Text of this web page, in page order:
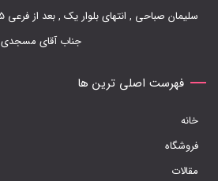
جناب آقای مسجدی
فهرست اصلی ترین ها
خانه
فروشگاه
مقالات